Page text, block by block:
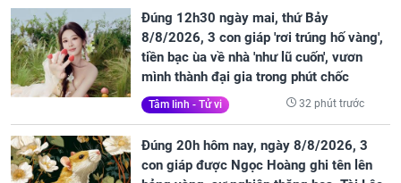
Đúng 12h30 ngày mai, thứ Bảy
8/8/2026, 3 con giáp 'rơi trúng hố vàng',
tiền bạc ùa về nhà 'như lũ cuốn', vươn
mình thành đại gia trong phút chốc
Tâm linh - Tử vi 32 phút trước
Đúng 20h hôm nay, ngày 8/8/2026, 3
con giáp được Ngọc Hoàng ghi tên lên